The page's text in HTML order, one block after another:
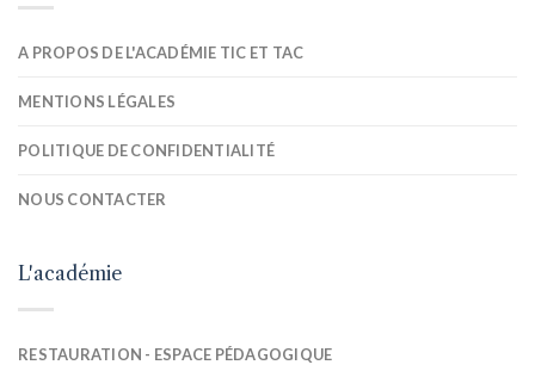
A PROPOS DE L'ACADÉMIE TIC ET TAC
MENTIONS LÉGALES
POLITIQUE DE CONFIDENTIALITÉ
NOUS CONTACTER
L'académie
RESTAURATION - ESPACE PÉDAGOGIQUE